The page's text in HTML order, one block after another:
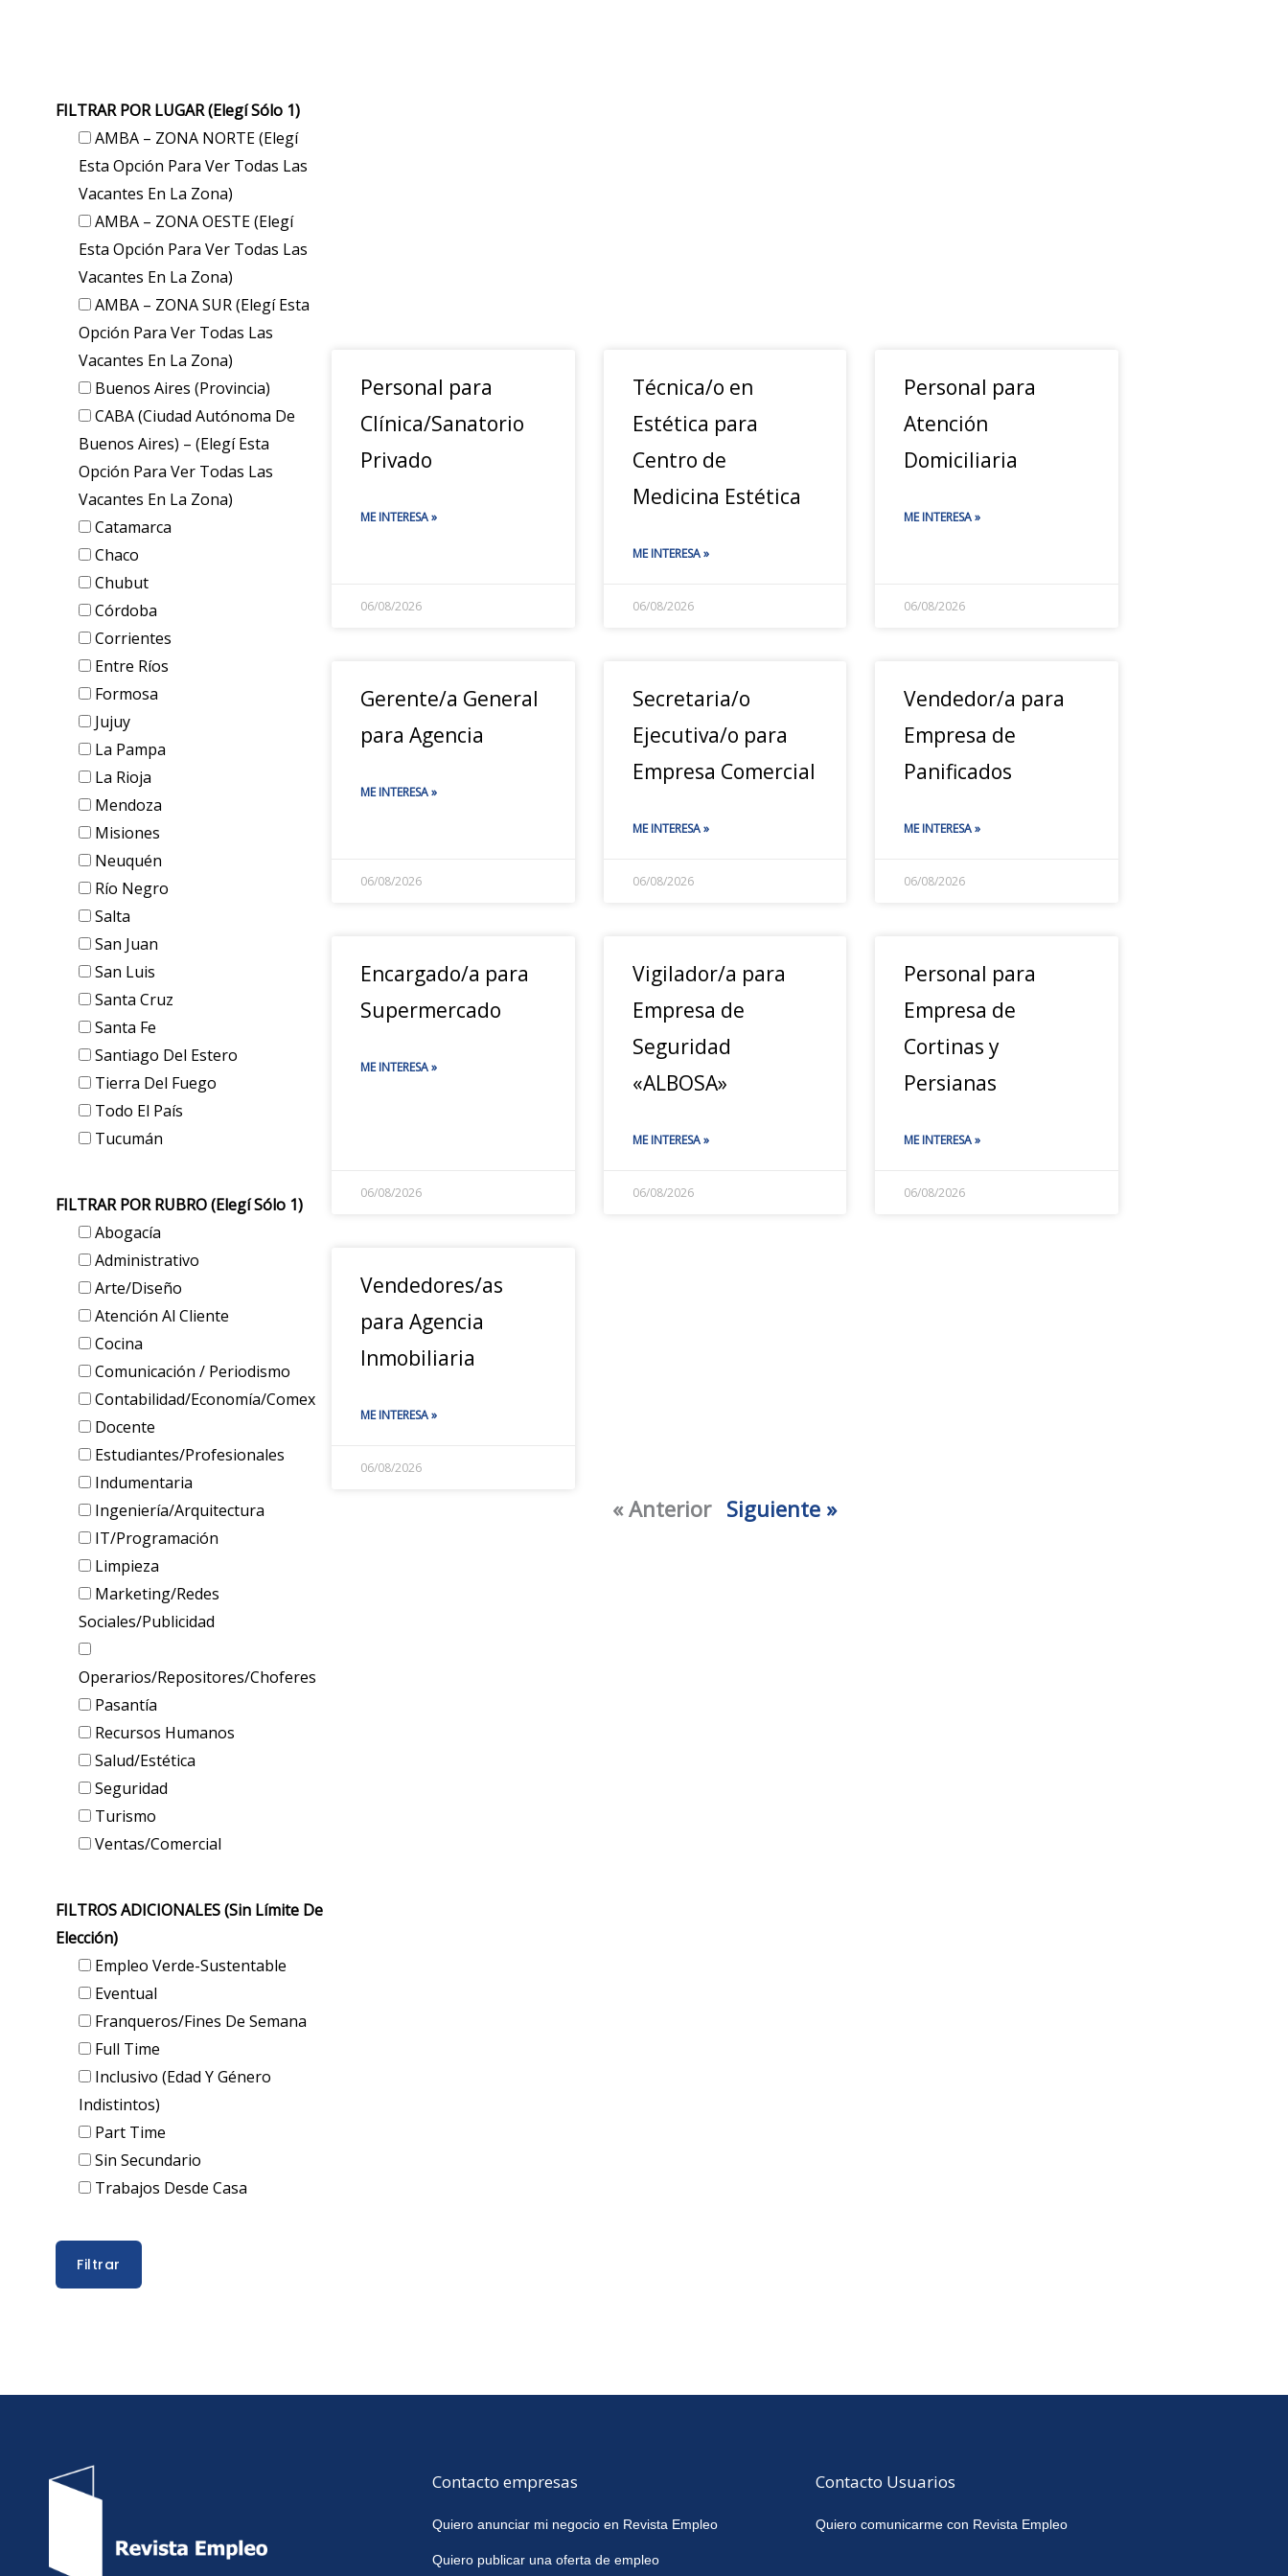
FILTRAR POR LUGAR (elegí Sólo 1)
AMBA – ZONA NORTE (elegí
Esta Opción Para Ver Todas Las
Vacantes En La Zona)
AMBA – ZONA OESTE (elegí
Esta Opción Para Ver Todas Las
Vacantes En La Zona)
AMBA – ZONA SUR (elegí Esta
Opción Para Ver Todas Las
Vacantes En La Zona)
Buenos Aires (provincia)
CABA (Ciudad Autónoma De
Buenos Aires) – (elegí Esta
Opción Para Ver Todas Las
Vacantes En La Zona)
Catamarca
Chaco
Chubut
Córdoba
Corrientes
Entre Ríos
Formosa
Jujuy
La Pampa
La Rioja
Mendoza
Misiones
Neuquén
Río Negro
Salta
San Juan
San Luis
Santa Cruz
Santa Fe
Santiago Del Estero
Tierra Del Fuego
Todo El País
Tucumán
FILTRAR POR RUBRO (elegí Sólo 1)
Abogacía
Administrativo
Arte/Diseño
Atención Al Cliente
Cocina
Comunicación / Periodismo
Contabilidad/Economía/Comex
Docente
Estudiantes/Profesionales
Indumentaria
Ingeniería/Arquitectura
IT/Programación
Limpieza
Marketing/Redes
Sociales/Publicidad
Operarios/Repositores/Choferes
Pasantía
Recursos Humanos
Salud/Estética
Seguridad
Turismo
Ventas/Comercial
FILTROS ADICIONALES (sin Límite De
Elección)
Empleo Verde-Sustentable
Eventual
Franqueros/Fines De Semana
Full Time
Inclusivo (edad Y Género
Indistintos)
Part Time
Sin Secundario
Trabajos Desde Casa
Personal para
Clínica/Sanatorio
Privado
ME INTERESA »
06/08/2026
Técnica/o en
Estética para
Centro de
Medicina Estética
ME INTERESA »
06/08/2026
Personal para
Atención
Domiciliaria
ME INTERESA »
06/08/2026
Gerente/a General
para Agencia
ME INTERESA »
06/08/2026
Secretaria/o
Ejecutiva/o para
Empresa Comercial
ME INTERESA »
06/08/2026
Vendedor/a para
Empresa de
Panificados
ME INTERESA »
06/08/2026
Encargado/a para
Supermercado
ME INTERESA »
06/08/2026
Vigilador/a para
Empresa de
Seguridad
«ALBOSA»
ME INTERESA »
06/08/2026
Personal para
Empresa de
Cortinas y
Persianas
ME INTERESA »
06/08/2026
Vendedores/as
para Agencia
Inmobiliaria
ME INTERESA »
06/08/2026
« Anterior Siguiente »
Contacto empresas
Quiero anunciar mi negocio en Revista Empleo
Quiero publicar una oferta de empleo
Contacto Usuarios
Quiero comunicarme con Revista Empleo